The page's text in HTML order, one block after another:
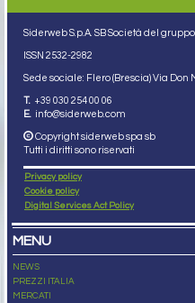
Siderweb S.p.A. SB Società del gruppo
ISSN 2532-2982
Sede sociale: Flero (Brescia) Via Don
T. +39 030 254 00 06
E. info@siderweb.com
Copyright siderweb spa sb
Tutti i diritti sono riservati
Privacy policy
Cookie policy
Digital Services Act Policy
MENU
NEWS
PREZZI ITALIA
MERCATI